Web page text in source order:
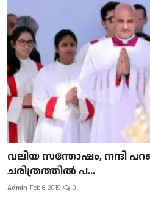
വലിയ സന്തോഷം, നന്ദി
ചരിത്രത്തിൽ പ...
Admin Feb 6, 2019 0